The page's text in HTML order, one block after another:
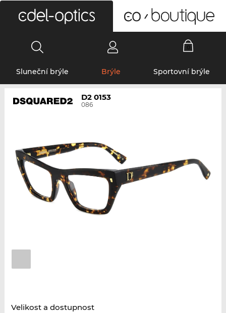
Sluneční brýle Brýle Sportovní brýle
D2 0153
086
Velikost a dostupnost